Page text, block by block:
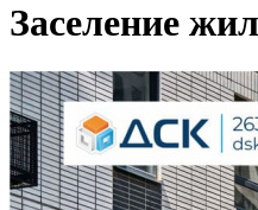
Заселение